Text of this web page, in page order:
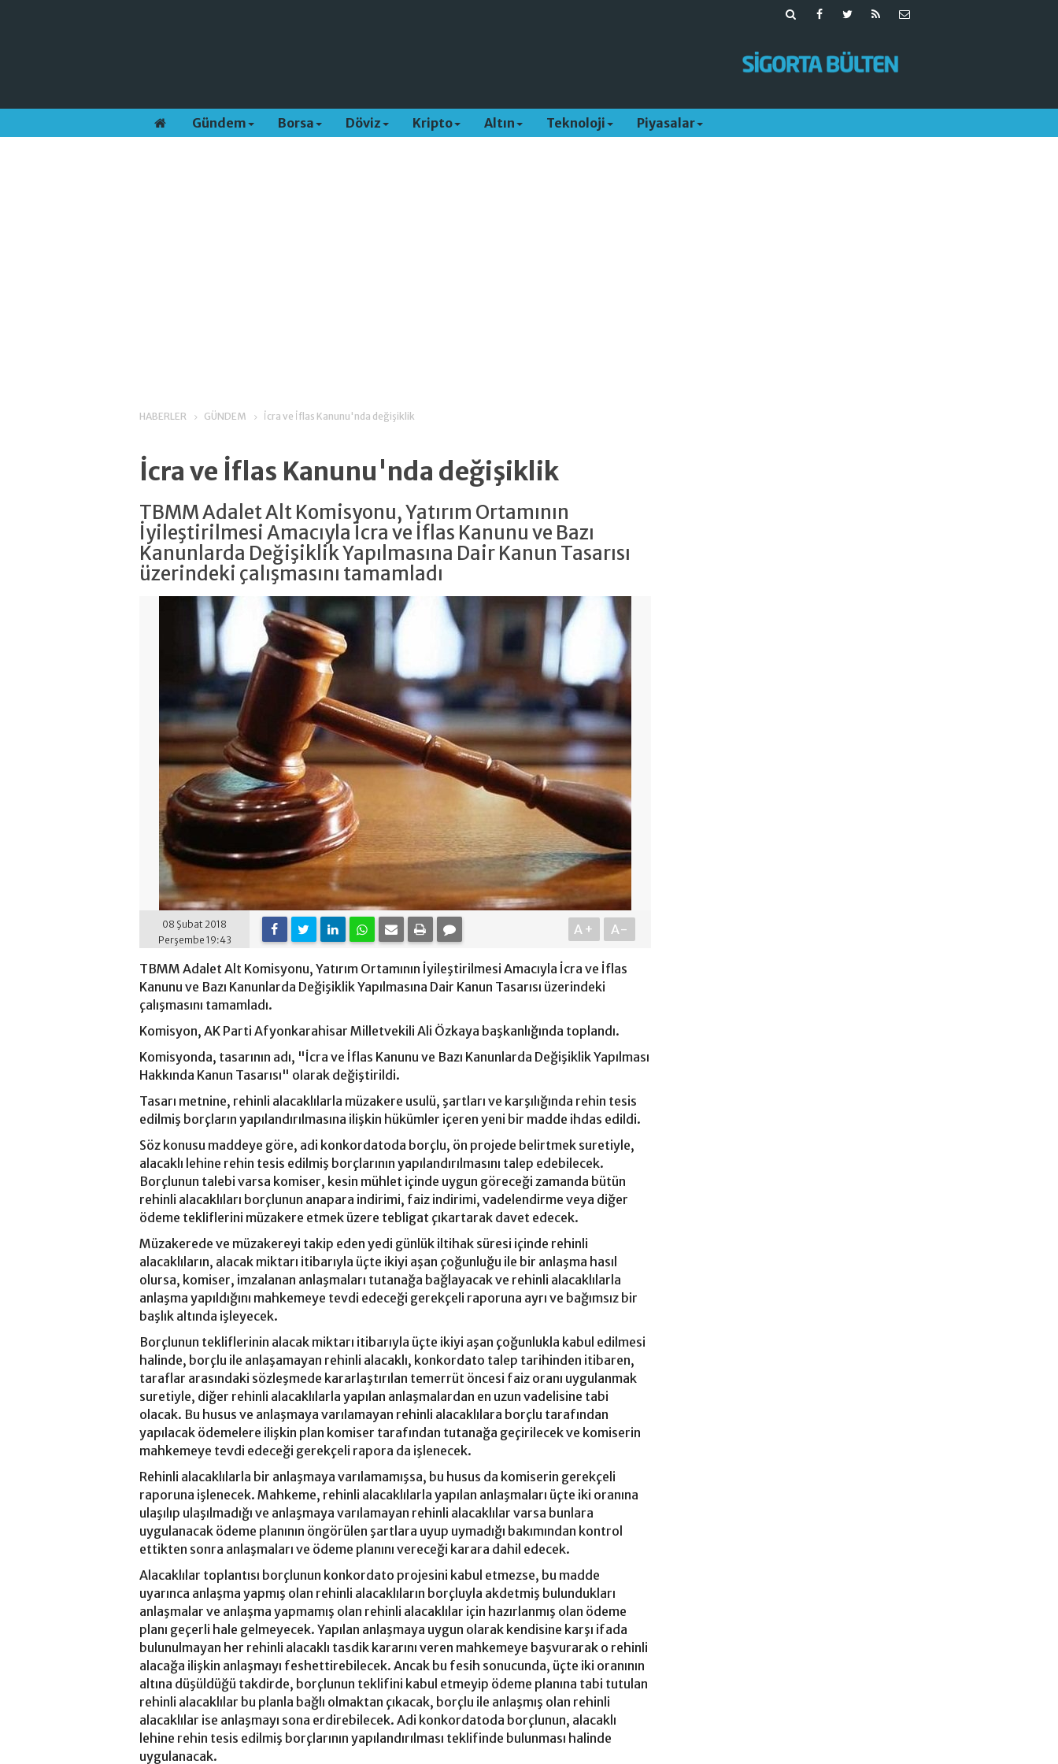
Gündem Borsa Döviz Kripto Altın Teknoloji Piyasalar
HABERLER GÜNDEM İcra ve İflas Kanunu'nda değişiklik
İcra ve İflas Kanunu'nda değişiklik
TBMM Adalet Alt Komisyonu, Yatırım Ortamının
İyileştirilmesi Amacıyla İcra ve İflas Kanunu ve Bazı
Kanunlarda Değişiklik Yapılmasına Dair Kanun Tasarısı
üzerindeki çalışmasını tamamladı
08 Şubat 2018
Perşembe 19:43
A+ A-
TBMM Adalet Alt Komisyonu, Yatırım Ortamının İyileştirilmesi Amacıyla İcra ve İflas
Kanunu ve Bazı Kanunlarda Değişiklik Yapılmasına Dair Kanun Tasarısı üzerindeki
çalışmasını tamamladı.
Komisyon, AK Parti Afyonkarahisar Milletvekili Ali Özkaya başkanlığında toplandı.
Komisyonda, tasarının adı, "İcra ve İflas Kanunu ve Bazı Kanunlarda Değişiklik Yapılması
Hakkında Kanun Tasarısı" olarak değiştirildi.
Tasarı metnine, rehinli alacaklılarla müzakere usulü, şartları ve karşılığında rehin tesis
edilmiş borçların yapılandırılmasına ilişkin hükümler içeren yeni bir madde ihdas edildi.
Söz konusu maddeye göre, adi konkordatoda borçlu, ön projede belirtmek suretiyle,
alacaklı lehine rehin tesis edilmiş borçlarının yapılandırılmasını talep edebilecek.
Borçlunun talebi varsa komiser, kesin mühlet içinde uygun göreceği zamanda bütün
rehinli alacaklıları borçlunun anapara indirimi, faiz indirimi, vadelendirme veya diğer
ödeme tekliflerini müzakere etmek üzere tebligat çıkartarak davet edecek.
Müzakerede ve müzakereyi takip eden yedi günlük iltihak süresi içinde rehinli
alacaklıların, alacak miktarı itibarıyla üçte ikiyi aşan çoğunluğu ile bir anlaşma hasıl
olursa, komiser, imzalanan anlaşmaları tutanağa bağlayacak ve rehinli alacaklılarla
anlaşma yapıldığını mahkemeye tevdi edeceği gerekçeli raporuna ayrı ve bağımsız bir
başlık altında işleyecek.
Borçlunun tekliflerinin alacak miktarı itibarıyla üçte ikiyi aşan çoğunlukla kabul edilmesi
halinde, borçlu ile anlaşamayan rehinli alacaklı, konkordato talep tarihinden itibaren,
taraflar arasındaki sözleşmede kararlaştırılan temerrüt öncesi faiz oranı uygulanmak
suretiyle, diğer rehinli alacaklılarla yapılan anlaşmalardan en uzun vadelisine tabi
olacak. Bu husus ve anlaşmaya varılamayan rehinli alacaklılara borçlu tarafından
yapılacak ödemelere ilişkin plan komiser tarafından tutanağa geçirilecek ve komiserin
mahkemeye tevdi edeceği gerekçeli rapora da işlenecek.
Rehinli alacaklılarla bir anlaşmaya varılamamışsa, bu husus da komiserin gerekçeli
raporuna işlenecek. Mahkeme, rehinli alacaklılarla yapılan anlaşmaları üçte iki oranına
ulaşılıp ulaşılmadığı ve anlaşmaya varılamayan rehinli alacaklılar varsa bunlara
uygulanacak ödeme planının öngörülen şartlara uyup uymadığı bakımından kontrol
ettikten sonra anlaşmaları ve ödeme planını vereceği karara dahil edecek.
Alacaklılar toplantısı borçlunun konkordato projesini kabul etmezse, bu madde
uyarınca anlaşma yapmış olan rehinli alacaklıların borçluyla akdetmiş bulundukları
anlaşmalar ve anlaşma yapmamış olan rehinli alacaklılar için hazırlanmış olan ödeme
planı geçerli hale gelmeyecek. Yapılan anlaşmaya uygun olarak kendisine karşı ifada
bulunulmayan her rehinli alacaklı tasdik kararını veren mahkemeye başvurarak o rehinli
alacağa ilişkin anlaşmayı feshettirebilecek. Ancak bu fesih sonucunda, üçte iki oranının
altına düşüldüğü takdirde, borçlunun teklifini kabul etmeyip ödeme planına tabi tutulan
rehinli alacaklılar bu planla bağlı olmaktan çıkacak, borçlu ile anlaşmış olan rehinli
alacaklılar ise anlaşmayı sona erdirebilecek. Adi konkordatoda borçlunun, alacaklı
lehine rehin tesis edilmiş borçlarının yapılandırılması teklifinde bulunması halinde
uygulanacak.